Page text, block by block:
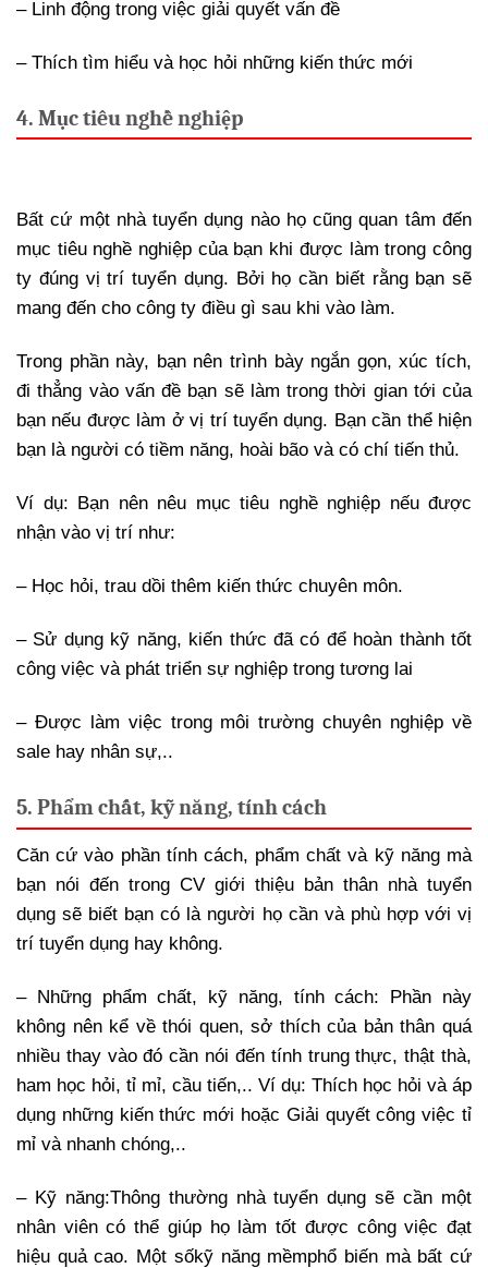
– Linh động trong việc giải quyết vấn đề
– Thích tìm hiểu và học hỏi những kiến thức mới
4. Mục tiêu nghề nghiệp
Bất cứ một nhà tuyển dụng nào họ cũng quan tâm đến
mục tiêu nghề nghiệp của bạn khi được làm trong công
ty đúng vị trí tuyển dụng. Bởi họ cần biết rằng bạn sẽ
mang đến cho công ty điều gì sau khi vào làm.
Trong phần này, bạn nên trình bày ngắn gọn, xúc tích,
đi thẳng vào vấn đề bạn sẽ làm trong thời gian tới của
bạn nếu được làm ở vị trí tuyển dụng. Bạn cần thể hiện
bạn là người có tiềm năng, hoài bão và có chí tiến thủ.
Ví dụ: Bạn nên nêu mục tiêu nghề nghiệp nếu được
nhận vào vị trí như:
– Học hỏi, trau dồi thêm kiến thức chuyên môn.
– Sử dụng kỹ năng, kiến thức đã có để hoàn thành tốt
công việc và phát triển sự nghiệp trong tương lai
– Được làm việc trong môi trường chuyên nghiệp về
sale hay nhân sự,..
5. Phẩm chất, kỹ năng, tính cách
Căn cứ vào phần tính cách, phẩm chất và kỹ năng mà
bạn nói đến trong CV giới thiệu bản thân nhà tuyển
dụng sẽ biết bạn có là người họ cần và phù hợp với vị
trí tuyển dụng hay không.
– Những phẩm chất, kỹ năng, tính cách: Phần này
không nên kể về thói quen, sở thích của bản thân quá
nhiều thay vào đó cần nói đến tính trung thực, thật thà,
ham học hỏi, tỉ mỉ, cầu tiến,.. Ví dụ: Thích học hỏi và áp
dụng những kiến thức mới hoặc Giải quyết công việc tỉ
mỉ và nhanh chóng,..
– Kỹ năng:Thông thường nhà tuyển dụng sẽ cần một
nhân viên có thể giúp họ làm tốt được công việc đạt
hiệu quả cao. Một sốkỹ năng mềmphổ biến mà bất cứ